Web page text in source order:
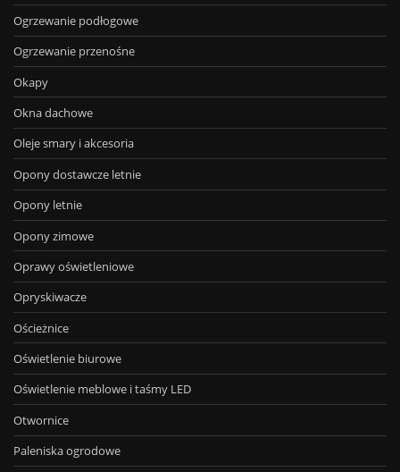
Ogrzewanie podłogowe
Ogrzewanie przenośne
Okapy
Okna dachowe
Oleje smary i akcesoria
Opony dostawcze letnie
Opony letnie
Opony zimowe
Oprawy oświetleniowe
Opryskiwacze
Ościeżnice
Oświetlenie biurowe
Oświetlenie meblowe i taśmy LED
Otwornice
Paleniska ogrodowe